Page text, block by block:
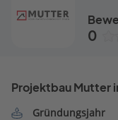
0
Projektbau Mutter
Gründungsjahr